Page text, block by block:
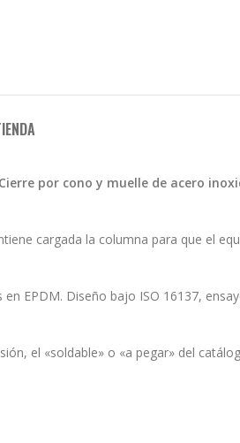
por cono y muelle de acero
cargada la columna para que el
EPDM. Diseño bajo ISO 16137,
el «soldable» o «a pegar» del